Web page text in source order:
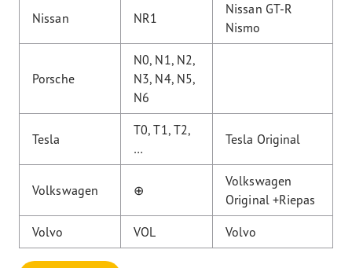
Nissan NR1
Nissan GT-R
Nismo
Porsche
N0, N1, N2,
N3, N4, N5,
N6
Tesla
T0, T1, T2,
…
Tesla Original
Volkswagen ⊕
Volkswagen
Original +Riepas
Volvo VOL Volvo